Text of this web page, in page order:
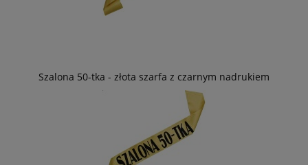
Szalona 50-tka - złota szarfa z czarnym nadrukiem